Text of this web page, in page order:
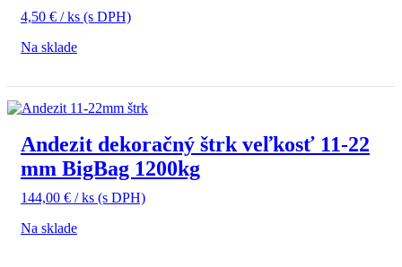
4,50 € / ks (s DPH)
Na sklade
Andezit dekoračný štrk veľkosť 11-22
mm BigBag 1200kg
144,00 € / ks (s DPH)
Na sklade